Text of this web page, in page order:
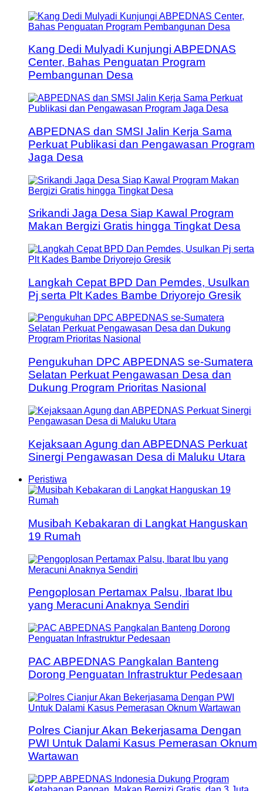
Kang Dedi Mulyadi Kunjungi ABPEDNAS
Center, Bahas Penguatan Program
Pembangunan Desa
ABPEDNAS dan SMSI Jalin Kerja Sama
Perkuat Publikasi dan Pengawasan Program
Jaga Desa
Srikandi Jaga Desa Siap Kawal Program
Makan Bergizi Gratis hingga Tingkat Desa
Langkah Cepat BPD Dan Pemdes, Usulkan
Pj serta Plt Kades Bambe Driyorejo Gresik
Pengukuhan DPC ABPEDNAS se-Sumatera
Selatan Perkuat Pengawasan Desa dan
Dukung Program Prioritas Nasional
Kejaksaan Agung dan ABPEDNAS Perkuat
Sinergi Pengawasan Desa di Maluku Utara
Peristiwa
Musibah Kebakaran di Langkat Hanguskan
19 Rumah
Pengoplosan Pertamax Palsu, Ibarat Ibu
yang Meracuni Anaknya Sendiri
PAC ABPEDNAS Pangkalan Banteng
Dorong Penguatan Infrastruktur Pedesaan
Polres Cianjur Akan Bekerjasama Dengan
PWI Untuk Dalami Kasus Pemerasan Oknum
Wartawan